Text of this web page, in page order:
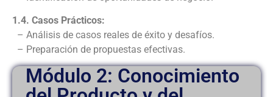
1.4. Casos Prácticos:
– Análisis de casos reales de éxito y desafíos.
– Preparación de propuestas efectivas.
Módulo 2: Conocimiento